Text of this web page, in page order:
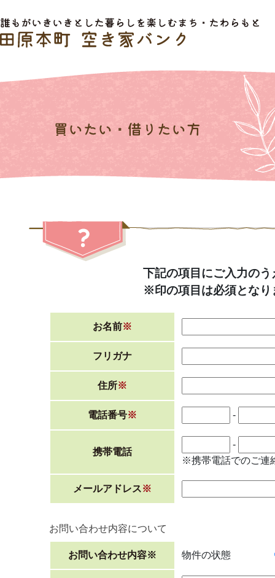
下記の項目にご入力の
※印の項目は必須となり
お名前※
フリガナ
住所※
電話番号※ -
携帯電話
-
※携帯電話でのご連
メールアドレス※
お問い合わせ内容について
お問い合わせ内容※ 物件の状態